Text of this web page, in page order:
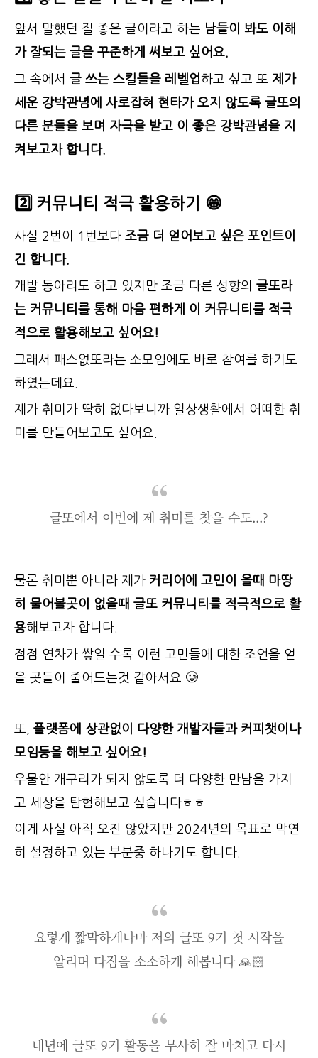
앞서 말했던 질 좋은 글이라고 하는 남들이 봐도 이해
가 잘되는 글을 꾸준하게 써보고 싶어요.
그 속에서 글 쓰는 스킬들을 레벨업하고 싶고 또 제가
세운 강박관념에 사로잡혀 현타가 오지 않도록 글또의
다른 분들을 보며 자극을 받고 이 좋은 강박관념을 지
켜보고자 합니다.
2️⃣ 커뮤니티 적극 활용하기 😁
사실 2번이 1번보다 조금 더 얻어보고 싶은 포인트이
긴 합니다.
개발 동아리도 하고 있지만 조금 다른 성향의 글또라
는 커뮤니티를 통해 마음 편하게 이 커뮤니티를 적극
적으로 활용해보고 싶어요!
그래서 패스없또라는 소모임에도 바로 참여를 하기도
하였는데요.
제가 취미가 딱히 없다보니까 일상생활에서 어떠한 취
미를 만들어보고도 싶어요.
글또에서 이번에 제 취미를 찾을 수도...?
물론 취미뿐 아니라 제가 커리어에 고민이 올때 마땅
히 물어볼곳이 없을때 글또 커뮤니티를 적극적으로 활
용해보고자 합니다.
점점 연차가 쌓일 수록 이런 고민들에 대한 조언을 얻
을 곳들이 줄어드는것 같아서요 🥲
또, 플랫폼에 상관없이 다양한 개발자들과 커피챗이나
모임등을 해보고 싶어요!
우물안 개구리가 되지 않도록 더 다양한 만남을 가지
고 세상을 탐험해보고 싶습니다ㅎㅎ
이게 사실 아직 오진 않았지만 2024년의 목표로 막연
히 설정하고 있는 부분중 하나기도 합니다.
요렇게 짧막하게나마 저의 글또 9기 첫 시작을
알리며 다짐을 소소하게 해봅니다 🙏🏻
내년에 글또 9기 활동을 무사히 잘 마치고 다시